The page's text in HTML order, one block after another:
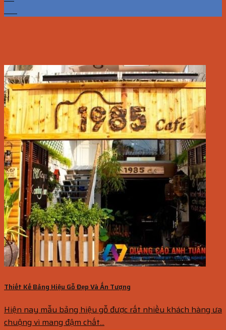
Thiết Kế Bảng Hiệu Gỗ Đẹp Và Ấn Tượng
Hiện nay mẫu bảng hiệu gỗ được rất nhiều khách hàng ưa
chuộng vì mang đậm chất...